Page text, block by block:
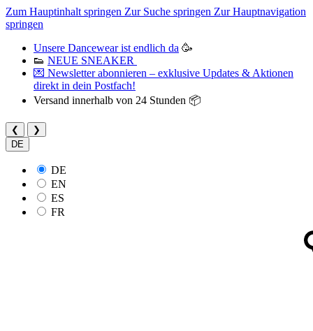
Zum Hauptinhalt springen Zur Suche springen Zur Hauptnavigation
springen
Unsere Dancewear ist endlich da 🥳
👟 NEUE SNEAKER
💌 Newsletter abonnieren – exklusive Updates & Aktionen
direkt in dein Postfach!
Versand innerhalb von 24 Stunden 📦
❮
❯
DE
DE
EN
ES
FR